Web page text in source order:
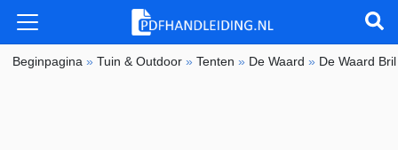
Beginpagina »Tuin & Outdoor »Tenten » De Waard » De Waard